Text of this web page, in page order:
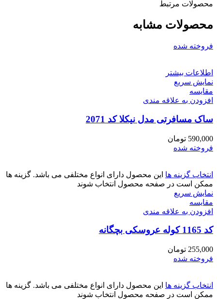
محصولات مرتبط
محصولات مشابه
فروخته شده
اطلاعات بیشتر
نمایش سریع
مقايسه
افزودن به علاقه مندی
ساک مسافرتی مدل نیکلا کد 2071
590,000 تومان
فروخته شده
انتخاب گزینه ها این محصول دارای انواع مختلفی می باشد. گزینه ها
ممکن است در صفحه محصول انتخاب شوند
نمایش سریع
مقايسه
افزودن به علاقه مندی
کد 1165 کوله عروسکی بچگانه
255,000 تومان
فروخته شده
انتخاب گزینه ها این محصول دارای انواع مختلفی می باشد. گزینه ها
ممکن است در صفحه محصول انتخاب شوند